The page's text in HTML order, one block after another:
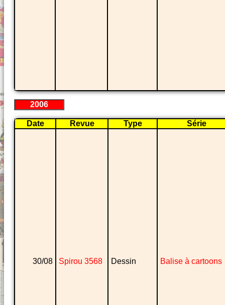
2006
Date Revue Type Série
30/08 Spirou 3568 Dessin Balise à cartoons